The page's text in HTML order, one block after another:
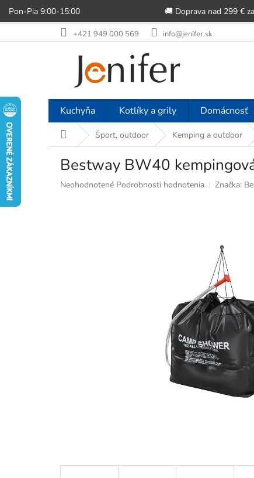
Pon-Pia 9:00-15:00 🚚 Doprava nad 299 €
na
+421 949 000 569 info@jenifer.sk
Kuchyňa Kotlíky a grily Domácnosť
DomovŠport, outdoor Kemping a outdoor
Bestway BW40
Priemerné
Neohodnotené Podrobnosti hodnotenia Značka: